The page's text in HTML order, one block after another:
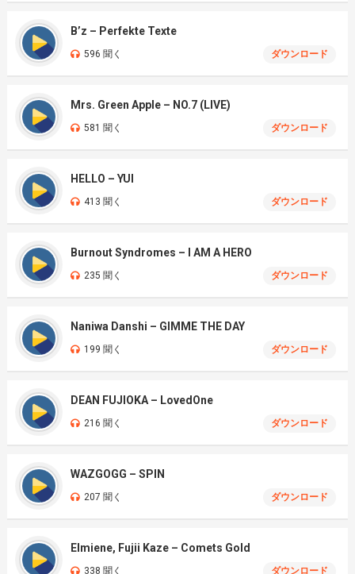
B’z – Perfekte Texte
596 聞く ダウンロード
Mrs. Green Apple – NO.7 (LIVE)
581 聞く ダウンロード
HELLO – YUI
413 聞く ダウンロード
Burnout Syndromes – I AM A HERO
235 聞く ダウンロード
Naniwa Danshi – GIMME THE DAY
199 聞く ダウンロード
DEAN FUJIOKA – LovedOne
216 聞く ダウンロード
WAZGOGG – SPIN
207 聞く ダウンロード
Elmiene, Fujii Kaze – Comets Gold
338 聞く ダウンロード